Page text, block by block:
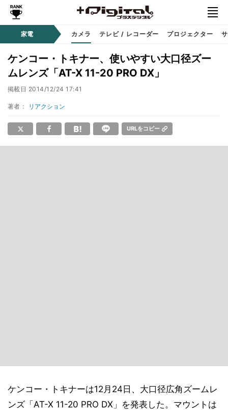
家電 カメラ テレビ / レコーダー プロジェクター
ケンコー・トキナー、使いやすい大口径ズー
ムレンズ「AT-X 11-20 PRO DX」
掲載日 2014/12/24 17:41
著者： リアクション
URLをコピー
ケンコー・トキナーは12月24日、大口径広角ズームレ
ンズ「AT-X 11-20 PRO DX」を発表した。マウントは